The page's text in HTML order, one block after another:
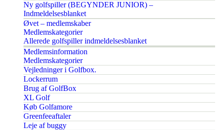
Ny golfspiller (BEGYNDER JUNIOR) –
Indmeldelsesblanket
Øvet – medlemskaber
Medlemskategorier
Allerede golfspiller indmeldelsesblanket
Medlemsinformation
Medlemskategorier
Vejledninger i Golfbox.
Lockerrum
Brug af GolfBox
XL Golf
Køb Golfamore
Greenfeeaftaler
Leje af buggy